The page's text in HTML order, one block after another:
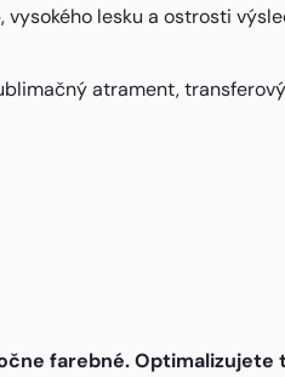
lesku a ostrosti
atrament,
farebné. Optimalizujete